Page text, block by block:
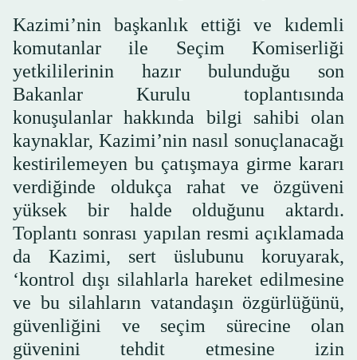
Kazimi’nin başkanlık ettiği ve kıdemli
komutanlar ile Seçim Komiserliği
yetkililerinin hazır bulunduğu son
Bakanlar Kurulu toplantısında
konuşulanlar hakkında bilgi sahibi olan
kaynaklar, Kazimi’nin nasıl sonuçlanacağı
kestirilemeyen bu çatışmaya girme kararı
verdiğinde oldukça rahat ve özgüveni
yüksek bir halde olduğunu aktardı.
Toplantı sonrası yapılan resmi açıklamada
da Kazimi, sert üslubunu koruyarak,
‘kontrol dışı silahlarla hareket edilmesine
ve bu silahların vatandaşın özgürlüğünü,
güvenliğini ve seçim sürecine olan
güvenini tehdit etmesine izin